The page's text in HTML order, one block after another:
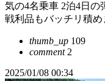
気の4名乗車 2泊4日
戦利品もバッチリ積め
thumb_up 109
comment2
2025/01/08 00:34